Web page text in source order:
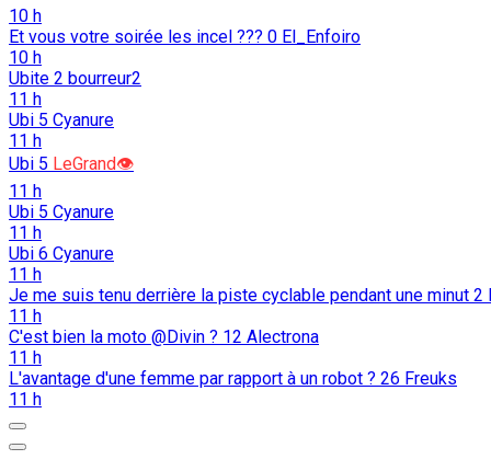
10 h
Et vous votre soirée les incel ??? 0 El_Enfoiro
10 h
Ubite 2 bourreur2
11 h
Ubi 5 Cyanure
11 h
Ubi 5 LeGrand👁️
11 h
Ubi 5 Cyanure
11 h
Ubi 6 Cyanure
11 h
Je me suis tenu derrière la piste cyclable pendant une minut 2
11 h
C'est bien la moto @Divin ? 12 Alectrona
11 h
L'avantage d'une femme par rapport à un robot ? 26 Freuks
11 h